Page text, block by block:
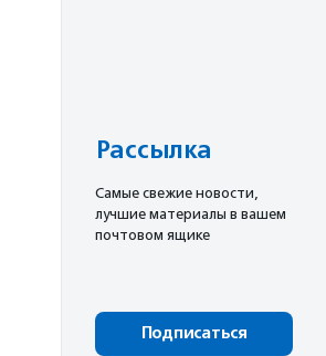
Рассылка
Cамые свежие новости,
лучшие материалы в вашем
почтовом ящике
Подписаться